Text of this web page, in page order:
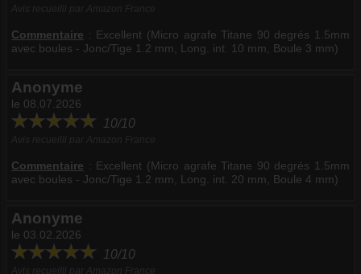
Commentaire : Excellent (Micro agrafe Titane 90 degrés 1.5mm
avec boules - Jonc/Tige 1.2 mm, Long. int. 10 mm, Boule 3 mm)
Anonyme
le 08.07.2026
10/10
Commentaire : Excellent (Micro agrafe Titane 90 degrés 1.5mm
avec boules - Jonc/Tige 1.2 mm, Long. int. 20 mm, Boule 4 mm)
Anonyme
le 03.02.2026
10/10